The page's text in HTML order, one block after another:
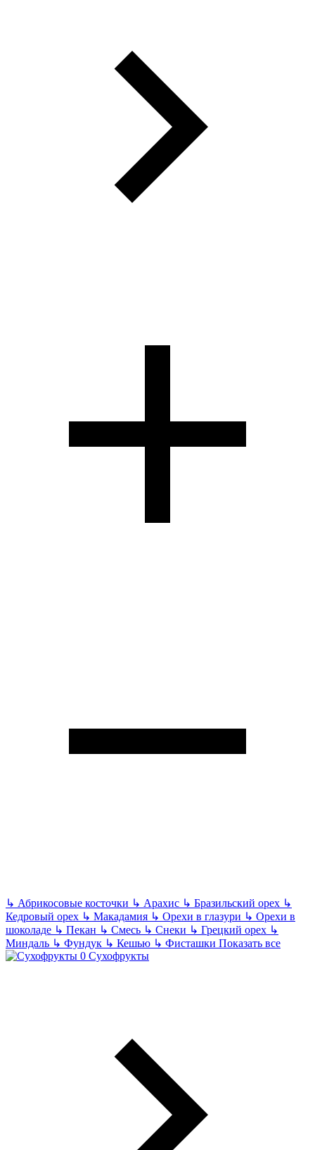
↳ Абрикосовые косточки ↳ Арахис ↳ Бразильский орех ↳
Кедровый орех ↳ Макадамия ↳ Орехи в глазури ↳ Орехи в
шоколаде ↳ Пекан ↳ Смесь ↳ Снеки ↳ Грецкий орех ↳
Миндаль ↳ Фундук ↳ Кешью ↳ Фисташки Показать все
Сухофрукты